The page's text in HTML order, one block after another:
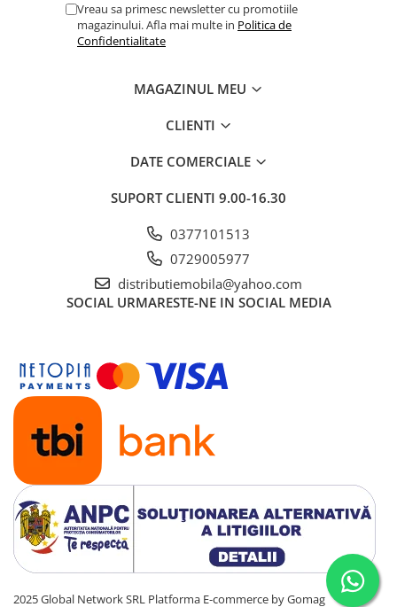
Vreau sa primesc newsletter cu promotiile
magazinului. Afla mai multe in Politica de
Confidentialitate
MAGAZINUL MEU
CLIENTI
DATE COMERCIALE
SUPORT CLIENTI 9.00-16.30
0377101513
0729005977
distributiemobila@yahoo.com
SOCIAL URMARESTE-NE IN SOCIAL MEDIA
2025 Global Network SRL Platforma E-commerce by Gomag